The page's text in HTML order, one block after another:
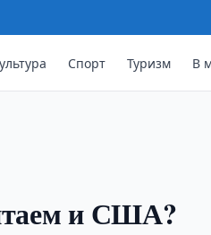
Спорт Туризм В
и США?